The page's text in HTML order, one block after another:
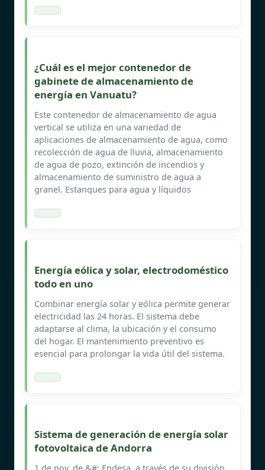
¿Cuál es el mejor contenedor de
gabinete de almacenamiento de
energía en Vanuatu?
Este contenedor de almacenamiento de agua
vertical se utiliza en una variedad de
aplicaciones de almacenamiento de agua, como
recolección de agua de lluvia, almacenamiento
de agua de pozo, extinción de incendios y
almacenamiento de suministro de agua a
granel. Estanques para agua y líquidos
Energía eólica y solar, electrodoméstico
todo en uno
Combinar energía solar y eólica permite generar
electricidad las 24 horas. El sistema debe
adaptarse al clima, la ubicación y el consumo
del hogar. El mantenimiento preventivo es
esencial para prolongar la vida útil del sistema.
Sistema de generación de energía solar
fotovoltaica de Andorra